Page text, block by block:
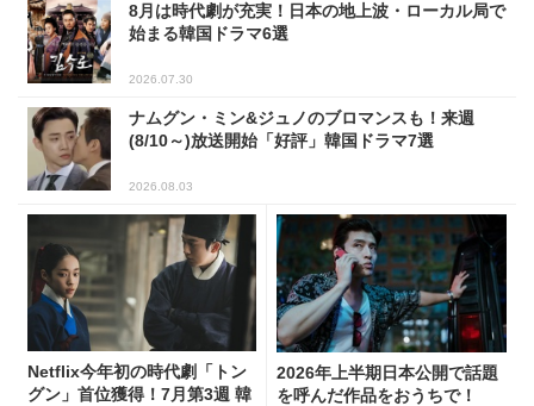
8月は時代劇が充実！日本の地上波・ローカル局で
始まる韓国ドラマ6選
2026.07.30
ナムグン・ミン&ジュノのブロマンスも！来週
(8/10～)放送開始「好評」韓国ドラマ7選
2026.08.03
Netflix今年初の時代劇「トン
グン」首位獲得！7月第3週 韓
2026年上半期日本公開で話題
を呼んだ作品をおうちで！